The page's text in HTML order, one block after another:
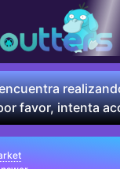
favor, intenta